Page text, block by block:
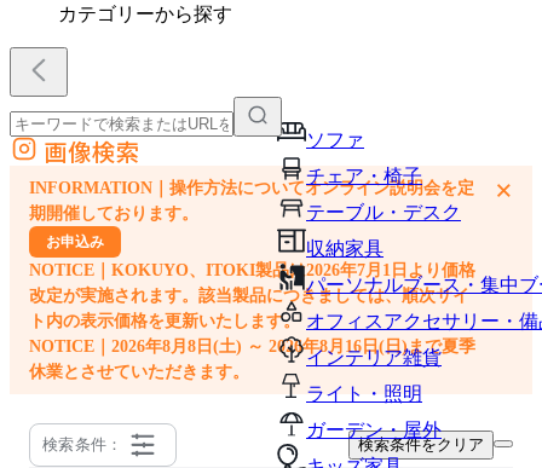
カテゴリーから探す
ソファ
チェア・椅子
テーブル・デスク
収納家具
パーソナルブース・集中
オフィスアクセサリー・備
インテリア雑貨
ライト・照明
ガーデン・屋外
外部サイトの商品をカートに追加
他のサイトで見つけた商品ページのURLを貼り付けて、カートに追加できます
画像検索
INFORMATION｜操作方法についてオンライン説明会を定
期開催しております。
お申込み
NOTICE｜KOKUYO、ITOKI製品は2026年7月1日より価格
改定が実施されます。該当製品につきましては、順次サイ
ト内の表示価格を更新いたします。
NOTICE｜2026年8月8日(土) ～ 2026年8月16日(日)まで夏季
休業とさせていただきます。
×
検索条件： 検索条件をクリア